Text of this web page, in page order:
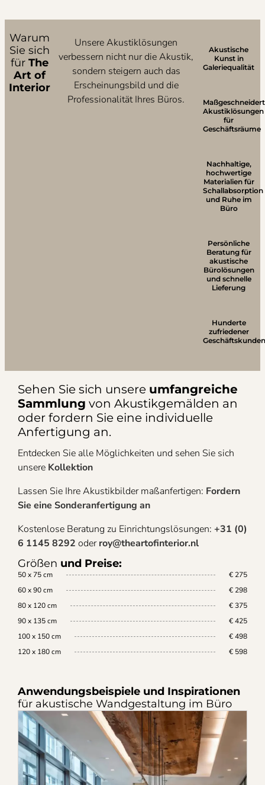
Warum
Sie sich
fürThe
Art of
Interior
Unsere Akustiklösungen
verbessern nicht nur die Akustik,
sondern steigern auch das
Erscheinungsbild und die
Professionalität Ihres Büros.
Akustische
Kunst in
Galeriequalität
Akustiklösungen
für
Geschäftsräume
Nachhaltige,
hochwertige
Materialien für
Schallabsorption
und Ruhe im
Büro
Persönliche
Beratung für
akustische
Bürolösungen
und schnelle
Lieferung
Hunderte
zufriedener
Sehen Sie sich unsere umfangreiche
Sammlung von Akustikgemälden an
oder fordern Sie eine individuelle
Anfertigung an.
Entdecken Sie alle Möglichkeiten und sehen Sie sich
unsere Kollektion
Lassen Sie Ihre Akustikbilder maßanfertigen: Fordern
Sie eine Sonderanfertigung an
Kostenlose Beratung zu Einrichtungslösungen: +31 (0)
6 1145 8292 oderroy@theartofinterior.nl
Größen und Preise:
50 x 75 cm
€ 275
60 x 90 cm
€ 298
80 x 120 cm
€ 375
90 x 135 cm
€ 425
100 x 150 cm
€ 498
120 x 180 cm
€ 598
Anwendungsbeispiele und Inspirationen
für akustische Wandgestaltung im Büro